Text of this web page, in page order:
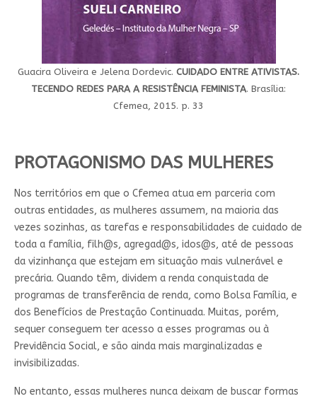
Guacira Oliveira e Jelena Dordevic. CUIDADO ENTRE ATIVISTAS.
TECENDO REDES PARA A RESISTÊNCIA FEMINISTA. Brasília:
Cfemea, 2015. p. 33
PROTAGONISMO DAS MULHERES
Nos territórios em que o Cfemea atua em parceria com
outras entidades, as mulheres assumem, na maioria das
vezes sozinhas, as tarefas e responsabilidades de cuidado de
toda a família, filh@s, agregad@s, idos@s, até de pessoas
da vizinhança que estejam em situação mais vulnerável e
precária. Quando têm, dividem a renda conquistada de
programas de transferência de renda, como Bolsa Família, e
dos Benefícios de Prestação Continuada. Muitas, porém,
sequer conseguem ter acesso a esses programas ou à
Previdência Social, e são ainda mais marginalizadas e
invisibilizadas.
No entanto, essas mulheres nunca deixam de buscar formas